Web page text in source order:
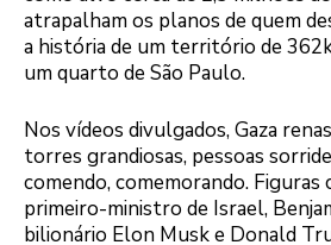
atrapalham os planos de quem
a história de um território de
um quarto de São Paulo.
Nos vídeos divulgados, Gaza
torres grandiosas, pessoas
comendo, comemorando. Figuras
primeiro-ministro de Israel,
bilionário Elon Musk e Donald